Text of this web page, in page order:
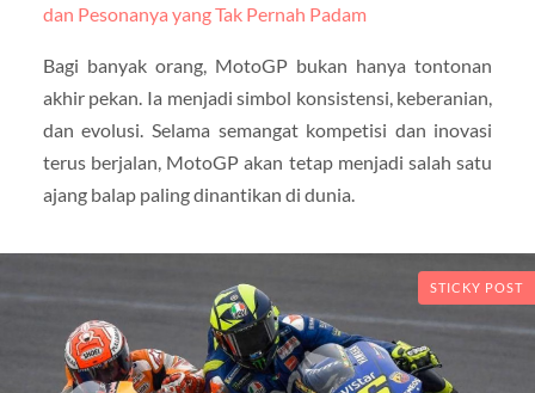
dan Pesonanya yang Tak Pernah Padam
Bagi banyak orang, MotoGP bukan hanya tontonan
akhir pekan. Ia menjadi simbol konsistensi, keberanian,
dan evolusi. Selama semangat kompetisi dan inovasi
terus berjalan, MotoGP akan tetap menjadi salah satu
ajang balap paling dinantikan di dunia.
STICKY POST